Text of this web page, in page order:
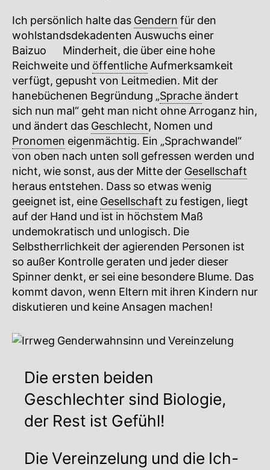
Ich persönlich halte das Gendern für den
wohlstandsdekadenten Auswuchs einer
Baizuo
Minderheit, die über eine hohe
Reichweite und öffentlicheAufmerksamkeit
verfügt, gepusht von Leitmedien. Mit der
hanebüchenen Begründung „Sprache ändert
sich nun mal“ geht man nicht ohne Arroganz hin,
und ändert das Geschlecht, Nomen und
Pronomen eigenmächtig. Ein „Sprachwandel“
von oben nach unten soll gefressen werden und
nicht, wie sonst, aus der Mitte der Gesellschaft
heraus entstehen. Dass so etwas wenig
geeignet ist, eine Gesellschaft zu festigen, liegt
auf der Hand und ist in höchstem Maß
undemokratisch und unlogisch. Die
Selbstherrlichkeit der agierenden Personen ist
so außer Kontrolle geraten und jeder dieser
Spinner denkt, er sei eine besondere Blume. Das
kommt davon, wenn Eltern mit ihren Kindern nur
diskutieren und keine Ansagen machen!
Die ersten beiden
Geschlechter sind Biologie,
der Rest ist Gefühl!
Die Vereinzelung und die Ich-